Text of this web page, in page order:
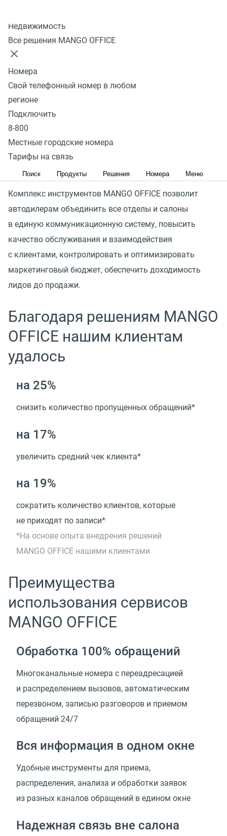
Недвижимость
Все решения MANGO OFFICE
Номера
Свой телефонный номер в любом
регионе
Подключить
8-800
Местные городские номера
Тарифы на связь
Поиск Продукты Решения Номера Меню
Получить предложение
Рост новых китайских автобрендов, фокус
на продаже ТС с пробегом и появление
специализированных маркетплейсов — все это
насыщает и без того высококонкурентный рынок
автодилеров. Борьба за клиента усиливается: каждый
рубль, вложенный в рекламу, должен работать
на бизнес, привлекать качественные лиды
и обеспечивать их конвертацию в продажи.
Комплекс инструментов MANGO OFFICE позволит
автодилерам объединить все отделы и салоны
в единую коммуникационную систему, повысить
качество обслуживания и взаимодействия
с клиентами, контролировать и оптимизировать
маркетинговый бюджет, обеспечить доходимость
лидов до продажи.
Благодаря решениям MANGO
OFFICE нашим клиентам
удалось
на 25%
снизить количество пропущенных обращений*
на 17%
увеличить средний чек клиента*
на 19%
сократить количество клиентов, которые
не приходят по записи*
*На основе опыта внедрения решений
MANGO OFFICE нашими клиентами
Преимущества
использования сервисов
MANGO OFFICE
Обработка 100% обращений
Многоканальные номера с переадресацией
и распределением вызовов, автоматическим
перезвоном, записью разговоров и приемом
обращений 24/7
Вся информация в одном окне
Удобные инструменты для приема,
распределения, анализа и обработки заявок
из разных каналов обращений в едином окне
Надежная связь вне салона